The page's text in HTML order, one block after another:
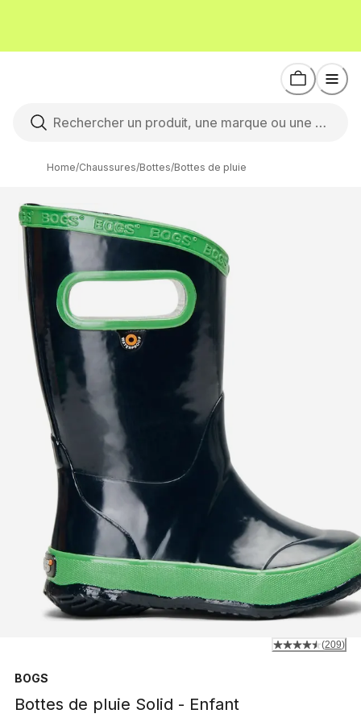
Home/Chaussures/Bottes/Bottes de pluie
BOGS
Bottes de pluie Solid - Enfant
(209)